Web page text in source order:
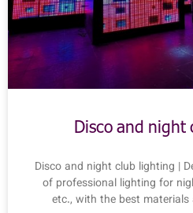
Disco and
Disco and night club
of professional lighting
etc., with the best